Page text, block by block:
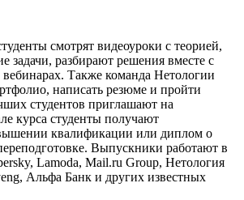
смотрят видеоуроки с теорией,
задачи, разбирают решения вместе с
вебинарах. Также команда Нетологии
написать резюме и пройти
студентов приглашают на
курса студенты получают
квалификации или диплом о
Выпускники работают в
Lamoda, Mail.ru Group, Нетология
Альфа Банк и других известных